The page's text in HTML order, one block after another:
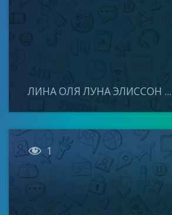
ЛИНА ОЛЯ ЛУНА ЭЛИССОН ...
 1